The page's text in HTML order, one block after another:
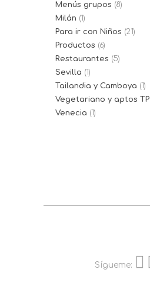
Menús grupos (8)
Milán (1)
Para ir con Niños (21)
Productos (6)
Restaurantes (5)
Sevilla (1)
Tailandia y Camboya (1)
Vegetariano y aptos TP
Venecia (1)
Sígueme: